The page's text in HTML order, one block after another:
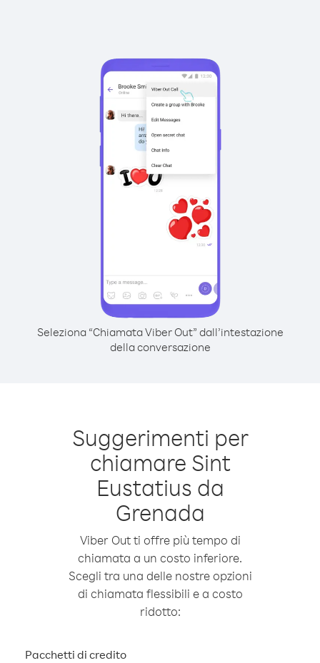
Seleziona “Chiamata Viber Out” dall’intestazione
della conversazione
Suggerimenti per
chiamare Sint
Eustatius da
Grenada
Viber Out ti offre più tempo di
chiamata a un costo inferiore.
Scegli tra una delle nostre opzioni
di chiamata flessibili e a costo
ridotto:
Pacchetti di credito